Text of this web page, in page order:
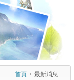
首頁 最新消息